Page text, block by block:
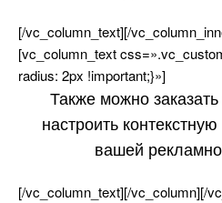
[/vc_column_text][/
[vc_column_text
radius: 2px !important;}»]
Также можно
настроить
ашей
[/vc_column_text][/vc_column][/